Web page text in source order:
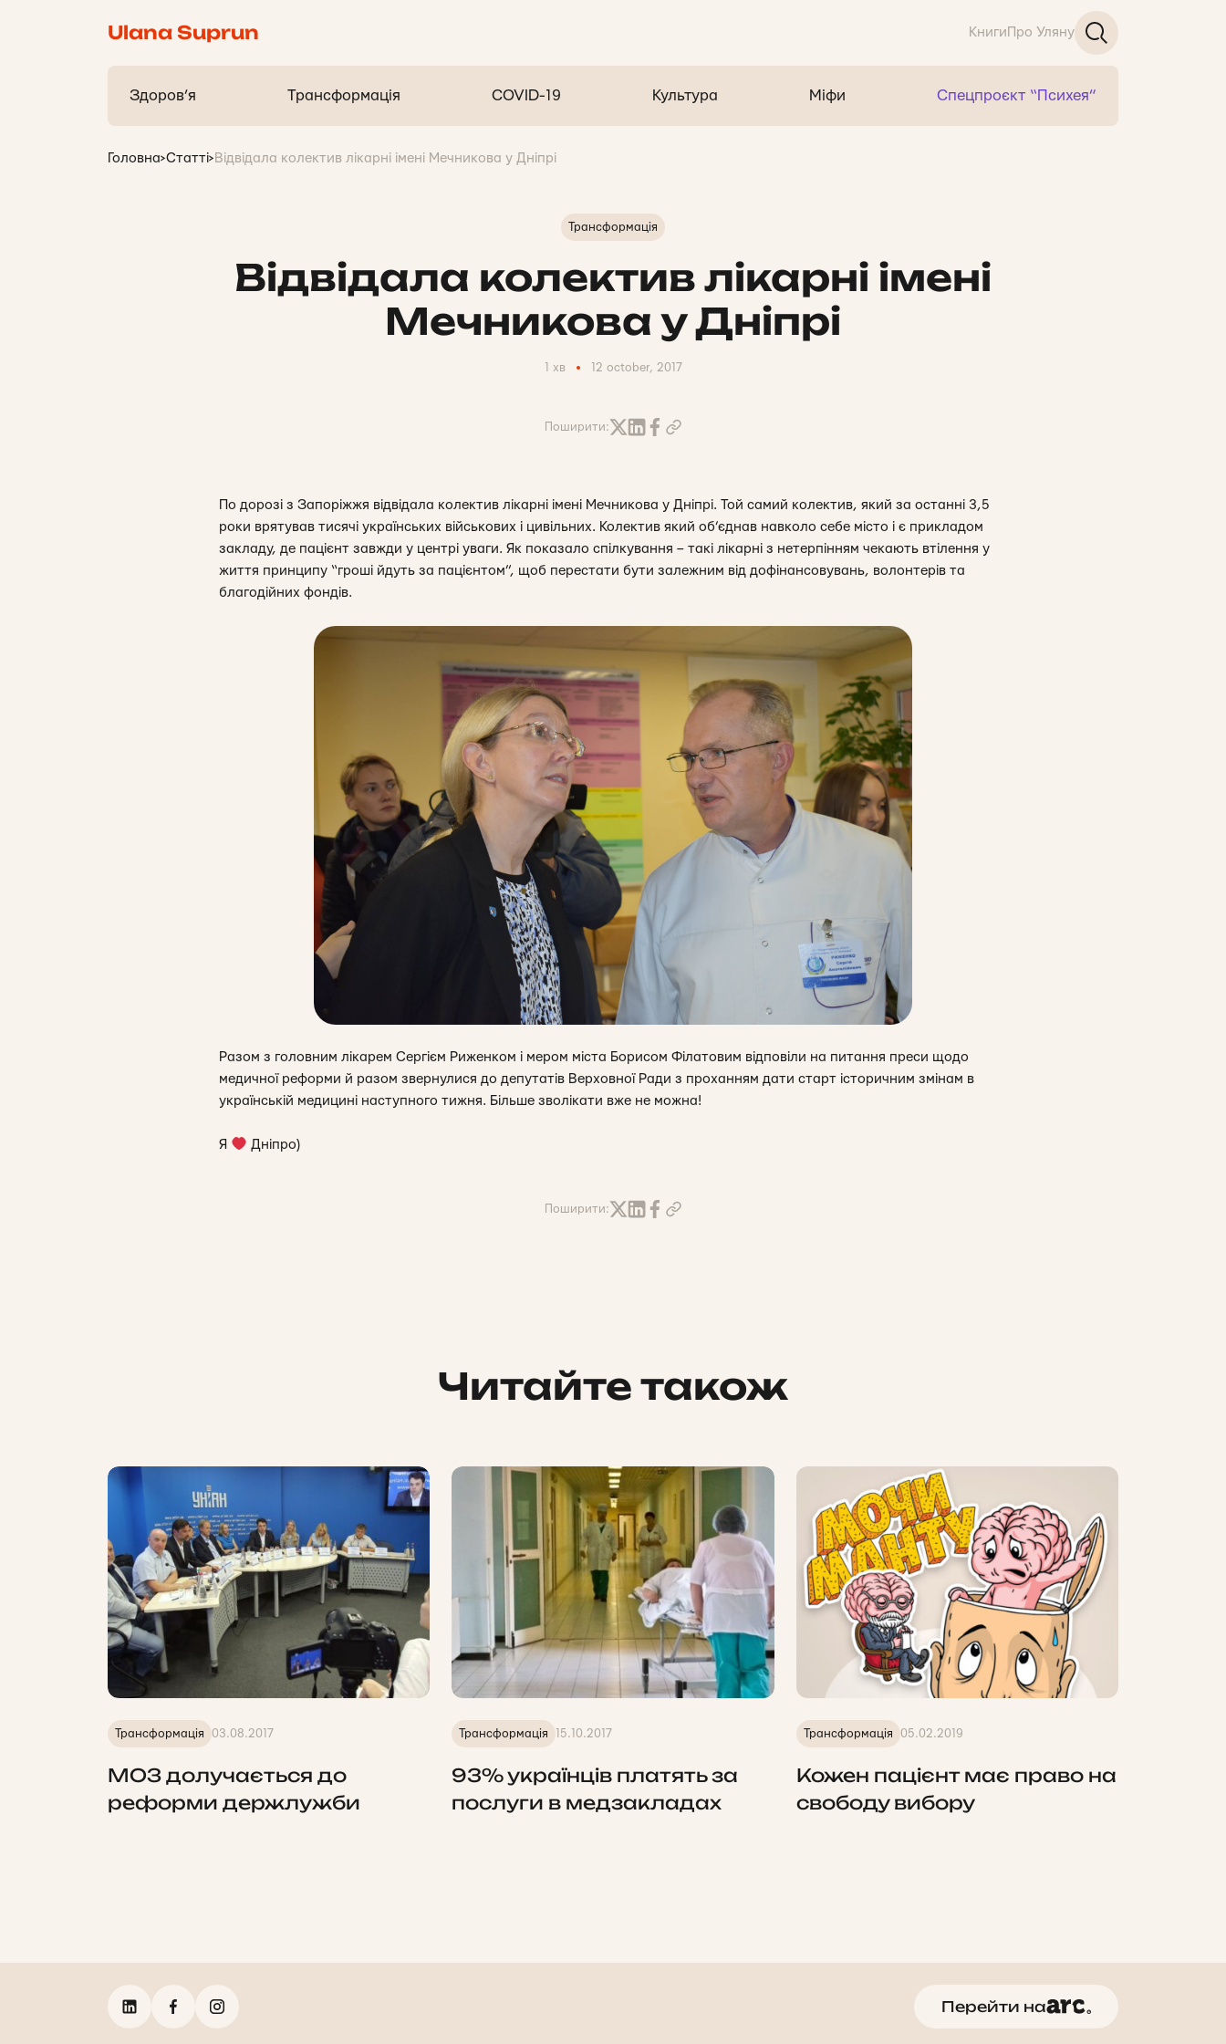
Ulana Suprun Книги Про Уляну
Здоров’я Трансформація COVID-19 Культура Міфи Спецпроєкт “Психея”
Головна>Статті> Відвідала колектив лікарні імені Мечникова у Дніпрі
Трансформація
Відвідала колектив лікарні імені
Мечникова у Дніпрі
1 хв 12 october, 2017
Поширити:
По дорозі з Запоріжжя відвідала колектив лікарні імені Мечникова у Дніпрі. Той самий колектив, який за останні 3,5
роки врятував тисячі українських військових і цивільних. Колектив який об’єднав навколо себе місто і є прикладом
закладу, де пацієнт завжди у центрі уваги. Як показало спілкування – такі лікарні з нетерпінням чекають втілення у
життя принципу “гроші йдуть за пацієнтом”, щоб перестати бути залежним від дофінансовувань, волонтерів та
благодійних фондів.
Разом з головним лікарем Сергієм Риженком і мером міста Борисом Філатовим відповіли на питання преси щодо
медичної реформи й разом звернулися до депутатів Верховної Ради з проханням дати старт історичним змінам в
українській медицині наступного тижня. Більше зволікати вже не можна!
Я Дніпро)
Поширити:
Читайте також
Трансформація 03.08.2017
МОЗ долучається до
реформи держлужби
Трансформація 15.10.2017
93% українців платять за
послуги в медзакладах
Трансформація 05.02.2019
Кожен пацієнт має право на
свободу вибору
Перейти на